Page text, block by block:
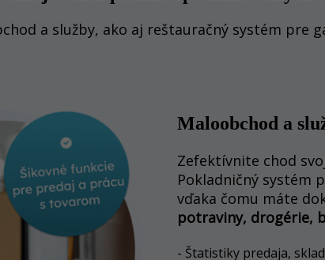
a služby, ako aj reštauračný systém pre
Maloobchod a
Zefektívnite chod
Pokladničný systém
vďaka čomu máte
potraviny, drogérie,
- Štatistiky predaja,